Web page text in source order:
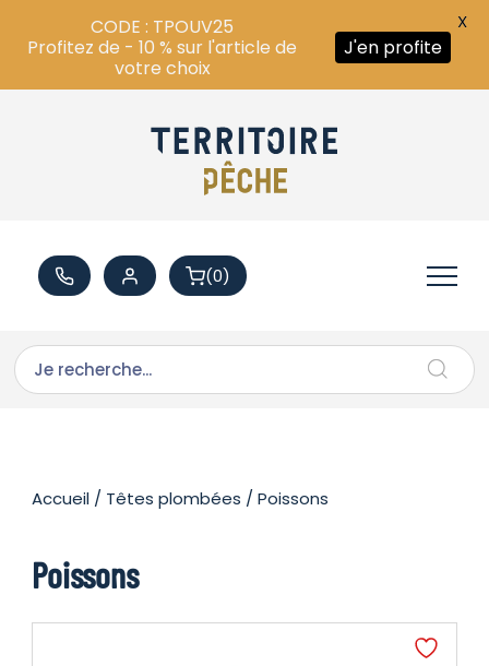
(0)
Accueil / Têtes plombées / Poissons
Poissons
CODE : TPOUV25
Profitez de - 10 % sur l'article de
votre choix
J'en profite
X